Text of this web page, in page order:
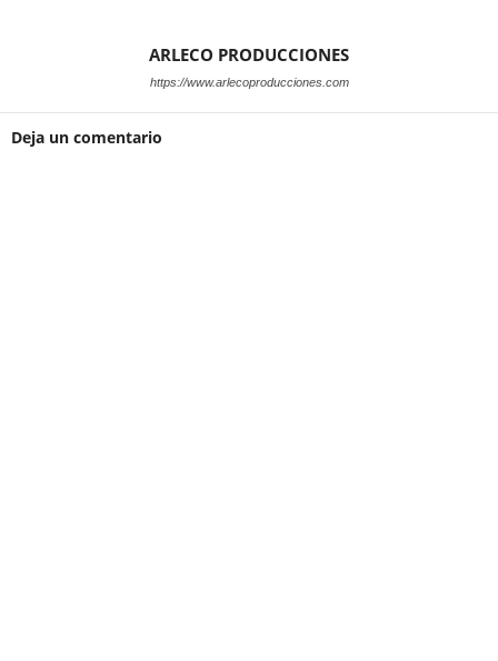
ARLECO PRODUCCIONES
https://www.arlecoproducciones.com
Deja un comentario